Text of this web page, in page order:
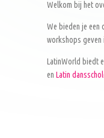
Welkom bij het
We bieden je een
workshops geven
LatinWorld biedt
en Latin